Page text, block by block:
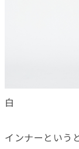
白
インナーという